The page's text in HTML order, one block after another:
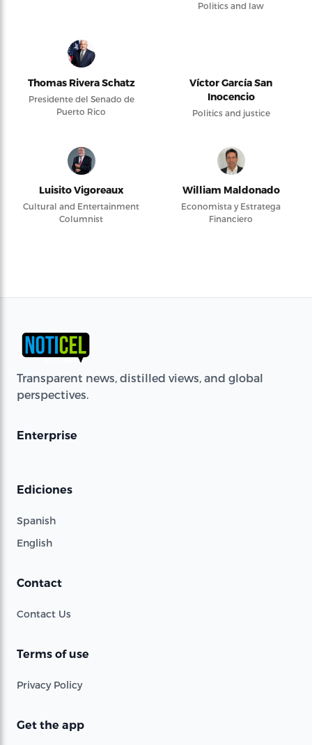
Politics and law
Thomas Rivera Schatz
Presidente del Senado de
Puerto Rico
Víctor García San
Inocencio
Politics and justice
Luisito Vigoreaux
Cultural and Entertainment
Columnist
William Maldonado
Economista y Estratega
Financiero
Transparent news, distilled views, and global
perspectives.
Enterprise
Ediciones
Spanish
English
Contact
Contact Us
Terms of use
Privacy Policy
Get the app